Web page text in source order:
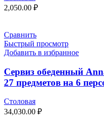
2,050.00 ₽
Сравнить
Быстрый просмотр
Добавить в избранное
Сервиз обеденный
27 предметов на 6
Столовая
34,030.00 ₽